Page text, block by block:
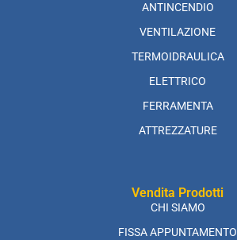
ANTINCENDIO
VENTILAZIONE
TERMOIDRAULICA
ELETTRICO
FERRAMENTA
ATTREZZATURE
Vendita Prodotti
CHI SIAMO
FISSA APPUNTAMENTO